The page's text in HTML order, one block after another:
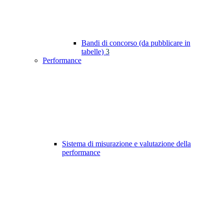
Bandi di concorso (da pubblicare in
tabelle) 3
Performance
Sistema di misurazione e valutazione della
performance